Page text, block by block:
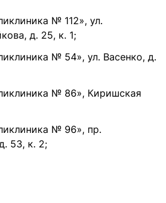
№ 112», ул.
д. 25, к. 1;
№ 54», ул. Васенко, д.
№ 86», Киришская
№ 96», пр.
53, к. 2;